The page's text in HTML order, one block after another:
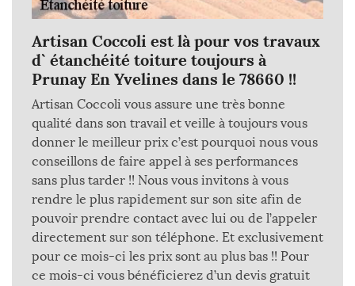
Artisan Coccoli est là pour vos travaux
d` étanchéité toiture toujours à
Prunay En Yvelines dans le 78660 !!
Artisan Coccoli vous assure une très bonne
qualité dans son travail et veille à toujours vous
donner le meilleur prix c’est pourquoi nous vous
conseillons de faire appel à ses performances
sans plus tarder !! Nous vous invitons à vous
rendre le plus rapidement sur son site afin de
pouvoir prendre contact avec lui ou de l’appeler
directement sur son téléphone. Et exclusivement
pour ce mois-ci les prix sont au plus bas !! Pour
ce mois-ci vous bénéficierez d’un devis gratuit